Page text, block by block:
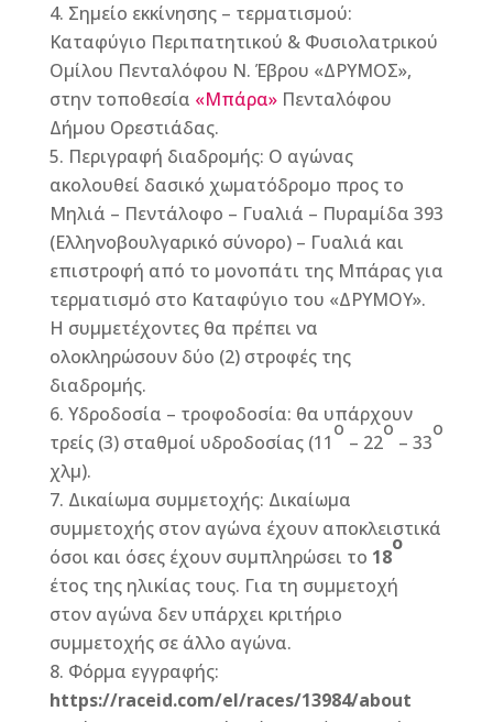
Σημείο εκκίνησης – τερματισμού:
Καταφύγιο Περιπατητικού & Φυσιολατρικού
Ομίλου Πενταλόφου Ν. Έβρου «ΔΡΥΜΟΣ»,
στην τοποθεσία «Μπάρα»Πενταλόφου
Δήμου Ορεστιάδας.
Περιγραφή διαδρομής: Ο αγώνας
ακολουθεί δασικό χωματόδρομο προς το
Μηλιά – Πεντάλοφο – Γυαλιά – Πυραμίδα 393
(Ελληνοβουλγαρικό σύνορο) – Γυαλιά και
επιστροφή από το μονοπάτι της Μπάρας για
τερματισμό στο Καταφύγιο του «ΔΡΥΜΟΥ».
Η συμμετέχοντες θα πρέπει να
ολοκληρώσουν δύο (2) στροφές της
διαδρομής.
Υδροδοσία – τροφοδοσία: θα υπάρχουν
τρείς (3) σταθμοί υδροδοσίας (11
ο
– 22
ο
– 33
ο
χλμ).
Δικαίωμα συμμετοχής: Δικαίωμα
συμμετοχής στον αγώνα έχουν αποκλειστικά
όσοι και όσες έχουν συμπληρώσει το 18
ο
έτος της ηλικίας τους. Για τη συμμετοχή
στον αγώνα δεν υπάρχει κριτήριο
συμμετοχής σε άλλο αγώνα.
Φόρμα εγγραφής:
https://raceid.com/el/races/13984/about